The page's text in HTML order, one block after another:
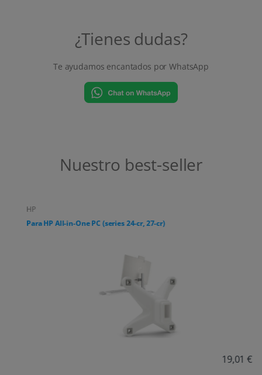
¿Tienes dudas?
Te ayudamos encantados por WhatsApp
Nuestro best-seller
HP
Para HP All-in-One PC (series 24-cr, 27-cr)
19,01 €